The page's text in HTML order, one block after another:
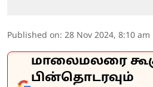
Published on: 28 Nov 2024, 8:10 am
மாலைமலரை
பின்தொடரவும்